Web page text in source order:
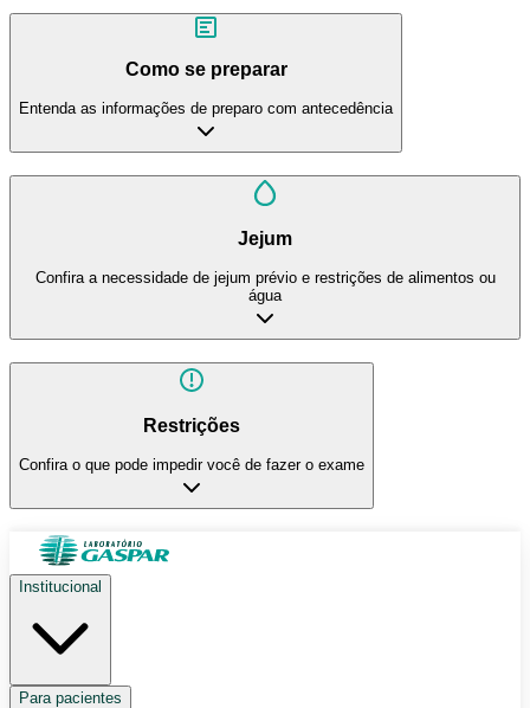
Como se preparar
Entenda as informações de preparo com antecedência
Jejum
Confira a necessidade de jejum prévio e restrições de alimentos ou
água
Restrições
Confira o que pode impedir você de fazer o exame
Institucional
Para pacientes